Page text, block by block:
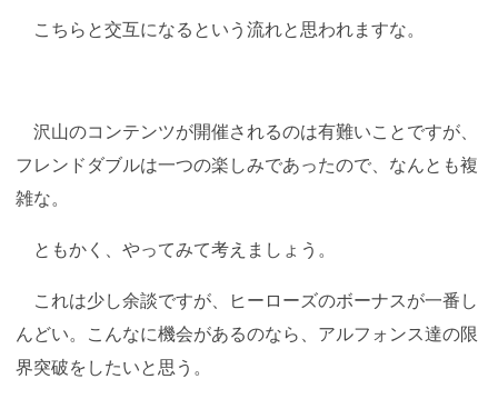
こちらと交互になるという流れと思われますな。
沢山のコンテンツが開催されるのは有難いことですが、
フレンドダブルは一つの楽しみであったので、なんとも複
雑な。
ともかく、やってみて考えましょう。
これは少し余談ですが、ヒーローズのボーナスが一番し
んどい。こんなに機会があるのなら、アルフォンス達の限
界突破をしたいと思う。